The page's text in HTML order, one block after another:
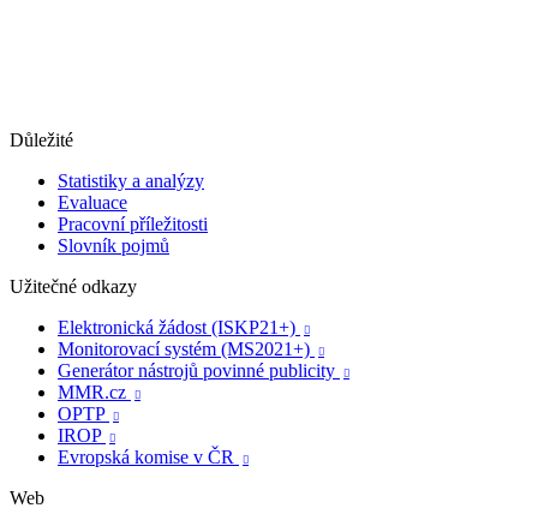
Důležité
Statistiky a analýzy
Evaluace
Pracovní příležitosti
Slovník pojmů
Užitečné odkazy
Elektronická žádost (ISKP21+)

Monitorovací systém (MS2021+) 
Generátor nástrojů povinné publicity 
MMR.cz 
OPTP 
IROP 
Evropská komise v ČR 
Web